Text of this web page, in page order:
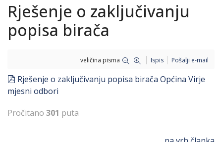
Rješenje o zaključivanju
popisa birača
veličina pisma Ispis Pošalji e-mail
pdf
Rješenje o zaključivanju popisa birača Općina Virje
mjesni odbori
Pročitano 301 puta